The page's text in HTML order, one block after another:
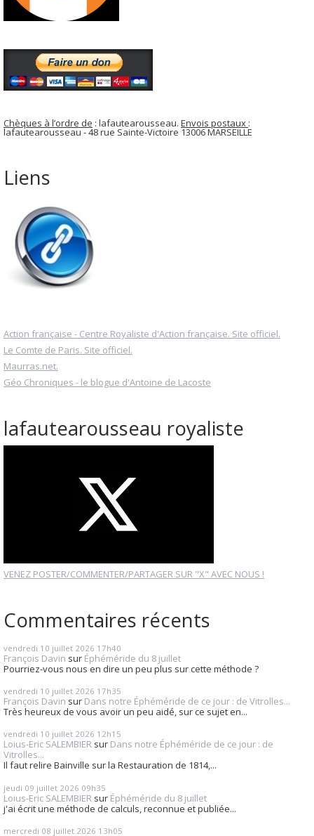
Chèques à l’ordre de : lafautearousseau. Envois postaux :
lafautearousseau - 48 rue Sainte-Victoire 13006 MARSEILLE
Liens
Action française - Centre Royaliste d'Action française. Site officiel.
Le Comte de Paris. Site officiel.
Maurras.net.
Géo Chroniques - le blogue d'Antoine de Lacoste
lafautearousseau royaliste
VENEZ POSTER/COMMENTER/PARTAGER SUR "X" AVEC NOUS !
Commentaires récents
vendredi 10 juillet 2026 17h40
François Davin sur Éphéméride du 8 juillet
Pourriez-vous nous en dire un peu plus sur cette méthode ?
vendredi 10 juillet 2026 17h35
François Davin sur Dans notre Éphéméride de ce jour : de Vitrolles...
Très heureux de vous avoir un peu aidé, sur ce sujet en...
vendredi 10 juillet 2026 12h15
Loius-Eric SALEMBIER sur Dans notre Éphéméride de ce jour : de
Vitrolles...
Il faut relire Bainville sur la Restauration de 1814,...
jeudi 09 juillet 2026 09h35
Loius-Eric SALEMBIER sur Éphéméride du 8 juillet
j'ai écrit une méthode de calculs, reconnue et publiée...
mercredi 08 juillet 2026 13h05